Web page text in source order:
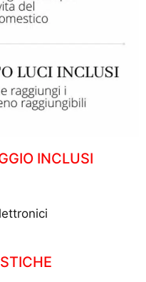
INCLUSI